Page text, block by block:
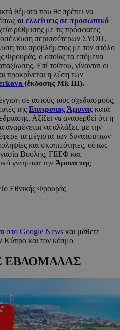
θέματα που θα πρέπει να
οι ελλείψεις σε προσωπικό
ρύθμισης με τις πρόσφατες
περισσότερων ΣΥΟΠ.
του προβλήματος με τον στόλο
Φρουράς, ο οποίος τα επόμενα
Επί τούτου, γίνονται οι
προκρίνεται η λύση των
(έκδοσης Mk III).
σε αυτούς τους σχεδιασμούς,
της Επιτροπής Άμυνας κατά
Αξίζει να αναφερθεί ότι η
αναμένεται να αλλάξει, με την
τα μέγιστα των δυνατοτήτων
και σκοπιμότητες, ούτως
Βουλής, ΓΕΕΦ και
γνώμονα την Άμυνα της
Εθνικής Φρουράς
στο Google News και μάθετε
Κύπρο και τον κόσμο
ΕΒΔΟΜΑΔΑΣ